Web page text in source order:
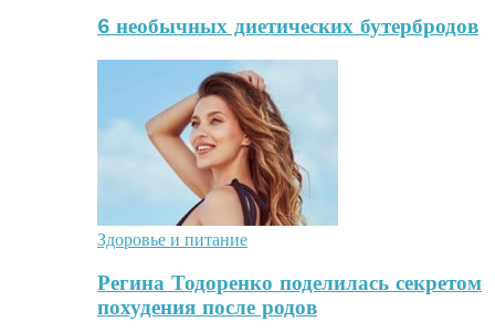
6 необычных диетических бутербродов
Здоровье и питание
Регина Тодоренко поделилась секретом
похудения после родов